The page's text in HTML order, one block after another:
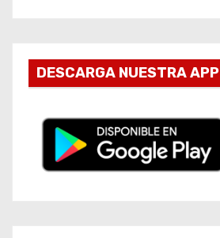
DESCARGA NUESTRA APP